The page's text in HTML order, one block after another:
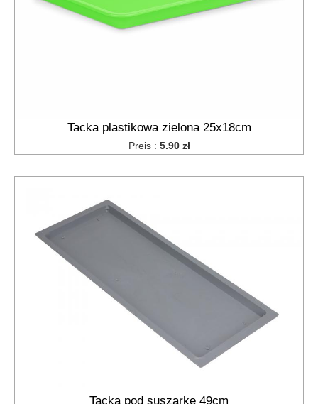
Tacka plastikowa zielona 25x18cm
Preis : 5.90 zł
Tacka pod suszarkę 49cm